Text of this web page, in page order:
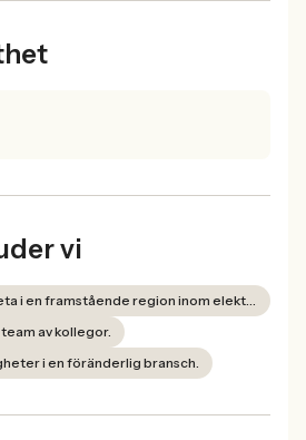
vi
Möjlighet att arbeta i en framstående region inom elektrifiering.
av kollegor.
i en föränderlig bransch.